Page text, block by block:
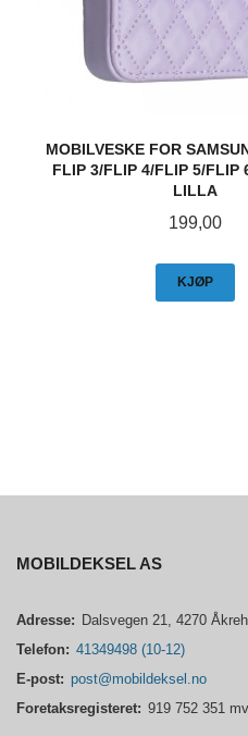
MOBILVESKE FOR
FLIP 3/FLIP 4/FLIP 5/FLIP
LILLA
Pris
199,00
KJØP
MOBILDEKSEL AS
Adresse: Dalsvegen 21, 4270
Telefon: 41349498 (10-12)
E-post: post@mobildeksel.no
Foretaksregisteret: 919 752 351